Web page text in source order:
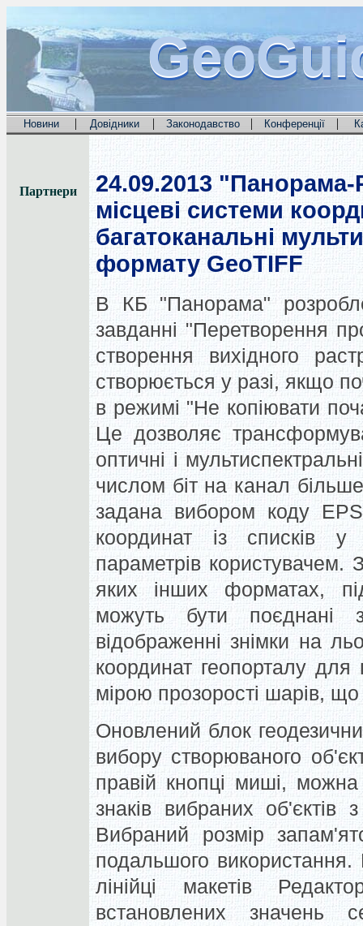
Новини | Довідники | Законодавство | Конференції |
Партнери 24.09.2013 "Панорама-
місцеві системи
багатоканальні
формату GeoTIFF
В КБ "Панорама"
завданні "Перетворення
створення вихідного
створюється у разі, якщо
в режимі "Не копіювати
Це дозволяє
оптичні і
числом біт на канал
задана вибором коду
координат із списків
параметрів користувачем.
яких інших форматах,
можуть бути поєднані
відображенні знімки на
координат геопорталу
мірою прозорості шарів,
Оновлений блок
вибору створюваного
правій кнопці миші, можна
знаків вибраних об'єктів
Вибраний розмір
подальшого використання.
лінійці макетів
встановлених значень